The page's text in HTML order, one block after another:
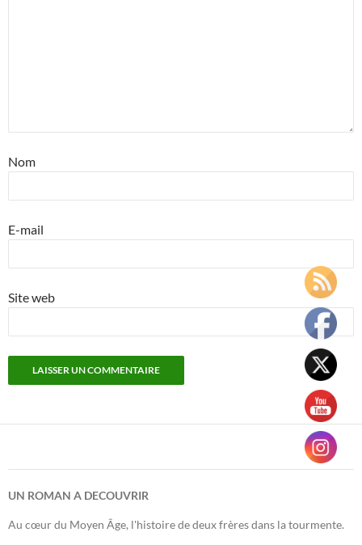
Nom
E-mail
Site web
UN ROMAN A DECOUVRIR
Au cœur du Moyen Âge, l'histoire de deux frères dans la tourmente.